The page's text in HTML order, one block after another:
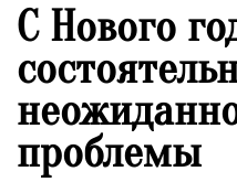
С Нового
проблемы